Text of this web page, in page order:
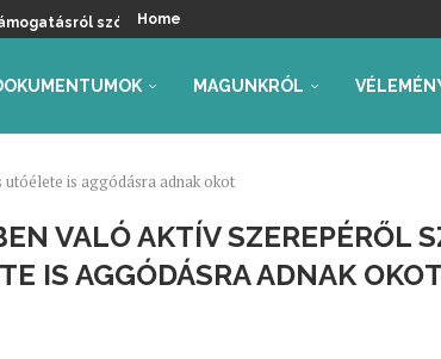
szóló kormányrendelet – Értékelés...
Home
MAGUNKRÓL
is aggódásra adnak okot
VALÓ AKTÍV SZEREPÉRŐL
IS AGGÓDÁSRA ADNAK OKOT